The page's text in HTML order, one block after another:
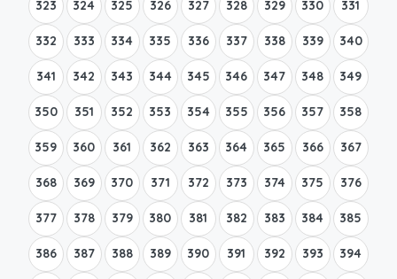
323 324 325 326 327 328 329 330 331
332 333 334 335 336 337 338 339 340
341 342 343 344 345 346 347 348 349
350 351 352 353 354 355 356 357 358
359 360 361 362 363 364 365 366 367
368 369 370 371 372 373 374 375 376
377 378 379 380 381 382 383 384 385
386 387 388 389 390 391 392 393 394